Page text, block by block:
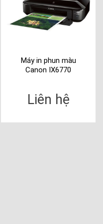
Máy in phun màu
Canon IX6770
Liên hệ